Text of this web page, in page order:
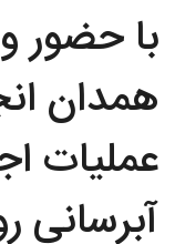
با حضور
همدان
عملیات
آبرسانی